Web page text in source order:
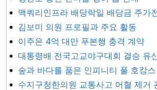
맥쿼리인프라 배당락일 배당금 주가
김보미 의원 프로필과 주요 활동
이주은 4억 대만 푸본행 충격 계약
대통령배 전국고교야구대회 결승 유
숲과 바다를 품은 인피니티 풀 호캉스
수지구청한의원 교통사고 어혈 제거